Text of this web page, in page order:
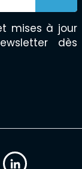
mises à jour
dès